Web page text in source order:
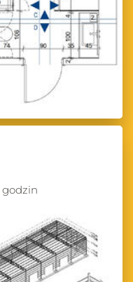
godzin